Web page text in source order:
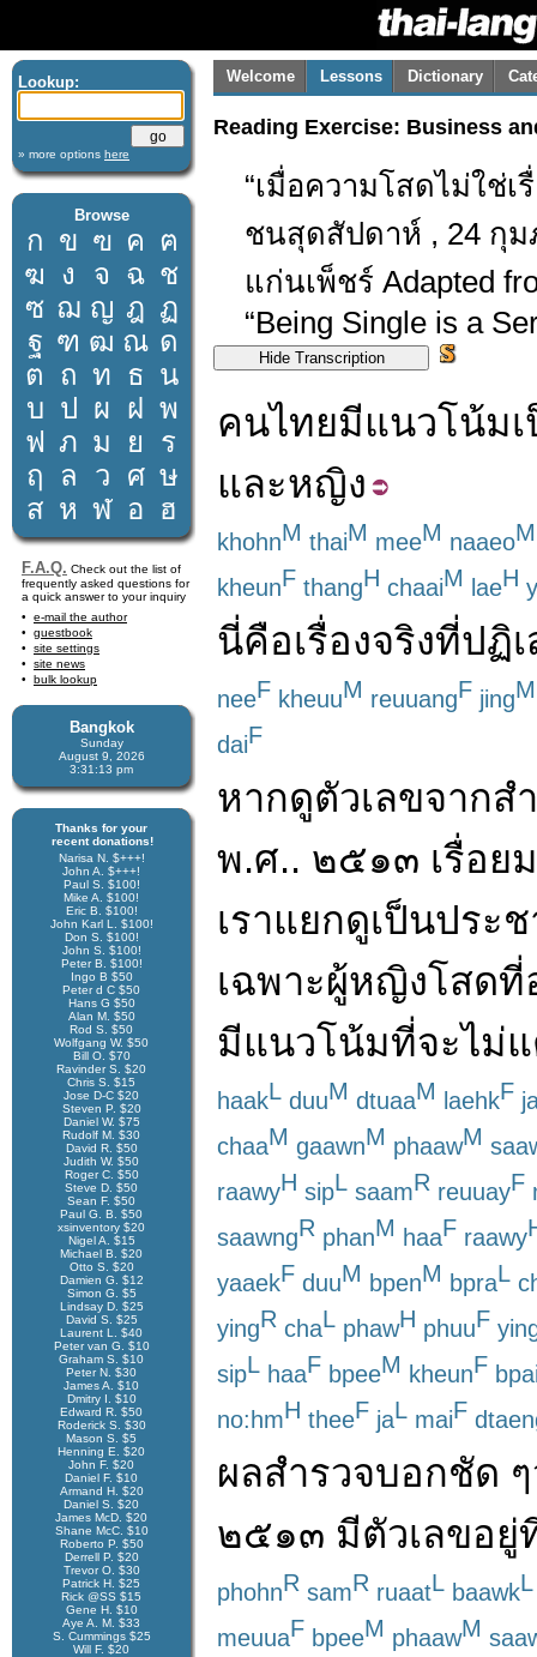
Lookup:
» more options here
Browse
ก ข ฃ ค ฅ
ฆ ง จ ฉ ช
ซ ฌ ญ ฎ ฏ
ฐ ฑ ฒ ณ ด
ต ถ ท ธ น
บ ป ผ ฝ พ
ฟ ภ ม ย
ร
ฤ
ล ว ศ ษ
ส ห ฬ อ ฮ
F.A.Q. Check out the list of
frequently asked questions for
a quick answer to your inquiry
e-mail the author
guestbook
site settings
site news
bulk lookup
Bangkok
Sunday
August 9, 2026
3:31:14 pm
Thanks for your
recent donations!
Narisa N. $+++!
John A. $+++!
Paul S. $100!
Mike A. $100!
Eric B. $100!
John Karl L. $100!
Don S. $100!
John S. $100!
Peter B. $100!
Ingo B $50
Peter d C $50
Hans G $50
Alan M. $50
Rod S. $50
Wolfgang W. $50
Bill O. $70
Ravinder S. $20
Chris S. $15
Jose D-C $20
Steven P. $20
Daniel W. $75
Rudolf M. $30
David R. $50
Judith W. $50
Roger C. $50
Steve D. $50
Sean F. $50
Paul G. B. $50
xsinventory $20
Nigel A. $15
Michael B. $20
Otto S. $20
Damien G. $12
Simon G. $5
Lindsay D. $25
David S. $25
Laurent L. $40
Peter van G. $10
Graham S. $10
Peter N. $30
James A. $10
Dmitry I. $10
Edward R. $50
Roderick S. $30
Mason S. $5
Henning E. $20
John F. $20
Daniel F. $10
Armand H. $20
Daniel S. $20
James McD. $20
Shane McC. $10
Roberto P. $50
Derrell P. $20
Trevor O. $30
Patrick H. $25
Rick @SS $15
Gene H. $10
Aye A. M. $33
S. Cummings $25
Will F. $20
Welcome Lessons Dictionary
Reading Exercise: Business
“เมื่อความโสดไม่ใช่
ชนสุดสัปดาห์ , 24 กุ
แก่นเพ็ชร์ Adapted
“Being Single is a
คนไทยมีแนวโน้ม
และหญิง
khohnM thaiM meeM naaeoM
kheunF thangH chaaiM laeH
นี่คือเรื่องจริงที่ปฏิ
neeF kheuuM reuuangF jingM
daiF
หากดูตัวเลขจากส
พ.ศ.. ๒๕๑๓ เรื่อย
เราแยกดูเป็นประ
เฉพาะผู้หญิงโสดที่
มีแนวโน้มที่จะไม่
haakL duuM dtuaaM laehkF
chaaM gaawnM phaawM
raawyH sipL saamR reuuayF
saawngR phanM haaF raawy
yaaekF duuM bpenM bpraL
yingR chaL phawH phuuF
sipL haaF bpeeM kheunF
no:hmH theeF jaL maiF
ผลสำรวจบอกชัด ๆ
๒๕๑๓ มีตัวเลขอยู่
phohnR samR ruaatL baawkL
meuuaF bpeeM phaawM